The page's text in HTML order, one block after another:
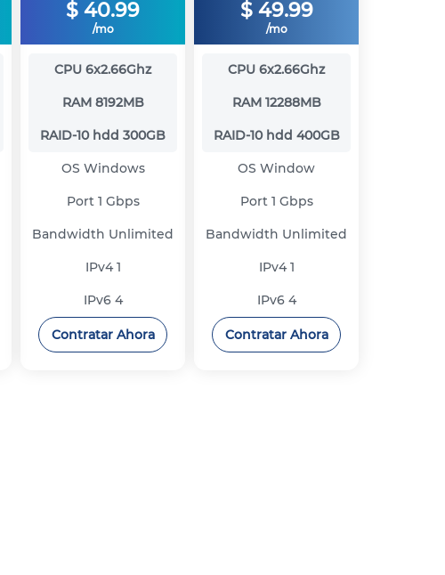
$ 40.99
/mo
CPU 6x2.66Ghz
RAM 8192MB
RAID-10 hdd 300GB
OS Windows
Port 1 Gbps
Bandwidth Unlimited
IPv41
IPv6 4
Contratar Ahora
$ 49.99
/mo
CPU 6x2.66Ghz
RAM 12288MB
RAID-10 hdd 400GB
OS Window
Port 1 Gbps
Bandwidth Unlimited
IPv41
IPv6 4
Contratar Ahora